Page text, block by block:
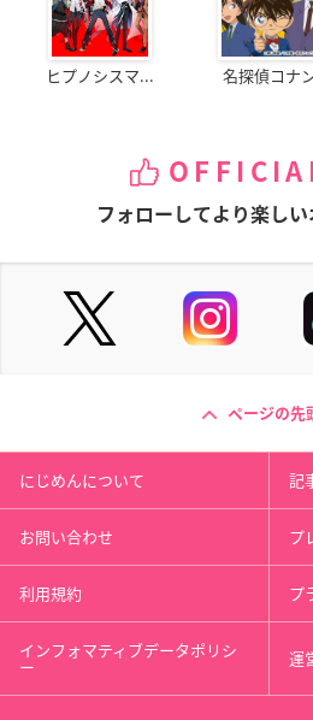
ヒプノシスマ... 名探偵コナ
フォローしてより楽しい
ページの先
にじめんについて 記
お問い合わせ プ
利用規約 プ
インフォマティブデータポリシ
ー 運